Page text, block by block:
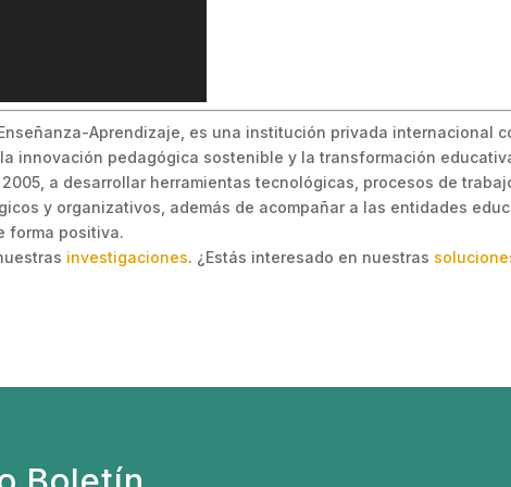
Aprendizaje, es una institución privada internacional
innovación pedagógica sostenible y la transformación
a desarrollar herramientas tecnológicas, procesos de
y organizativos, además de acompañar a las entidades
forma positiva.
investigaciones. ¿Estás interesado en nuestras